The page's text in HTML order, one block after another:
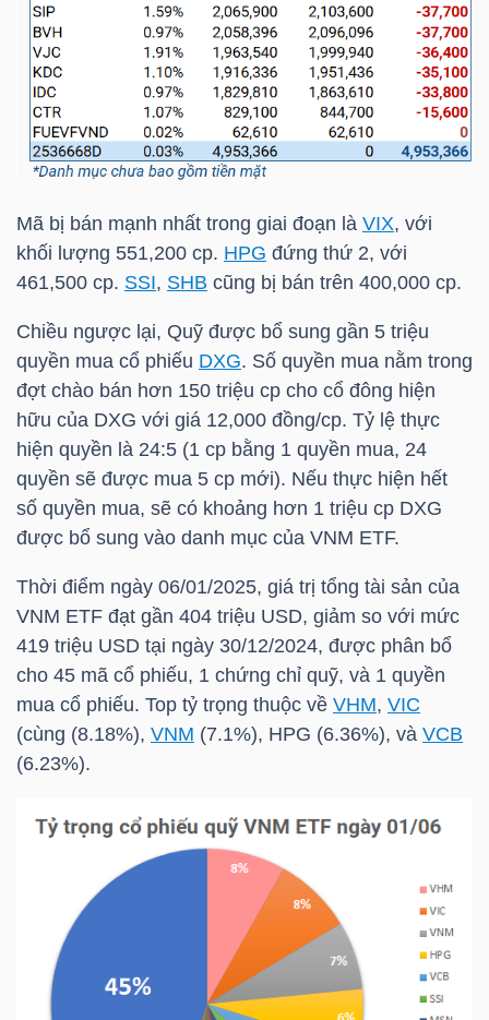
Mã bị bán mạnh nhất trong giai đoạn là VIX, với
khối lượng 551,200 cp. HPG đứng thứ 2, với
461,500 cp. SSI, SHB cũng bị bán trên 400,000 cp.
Chiều ngược lại, Quỹ được bổ sung gần 5 triệu
quyền mua cổ phiếu DXG. Số quyền mua nằm trong
đợt chào bán hơn 150 triệu cp cho cổ đông hiện
hữu của DXG với giá 12,000 đồng/cp. Tỷ lệ thực
hiện quyền là 24:5 (1 cp bằng 1 quyền mua, 24
quyền sẽ được mua 5 cp mới). Nếu thực hiện hết
số quyền mua, sẽ có khoảng hơn 1 triệu cp DXG
được bổ sung vào danh mục của VNM ETF.
Thời điểm ngày 06/01/2025, giá trị tổng tài sản của
VNM ETF đạt gần 404 triệu USD, giảm so với mức
419 triệu USD tại ngày 30/12/2024, được phân bổ
cho 45 mã cổ phiếu, 1 chứng chỉ quỹ, và 1 quyền
mua cổ phiếu. Top tỷ trọng thuộc về VHM, VIC
(cùng (8.18%), VNM (7.1%), HPG (6.36%), và VCB
(6.23%).
PHÂN
TÍCH
VIETSTOCKFINANCE
NGÀNH
DOANH
NGHIỆP
CỔ
PHIẾU
PHÁI
PHIẾU